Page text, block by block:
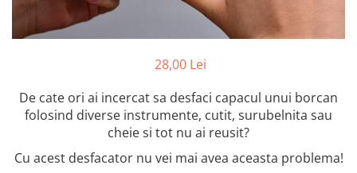
Umidificatoare & Aromaterapie
Perii, trimmere si clesti
Castroane si Adapatori Animale
Laptop, Tablete & Telefoane
28,00 Lei
De cate ori ai incercat sa desfaci capacul unui borcan
folosind diverse instrumente, cutit, surubelnita sau
cheie si tot nu ai reusit?
Cu acest desfacator nu vei mai avea aceasta problema!